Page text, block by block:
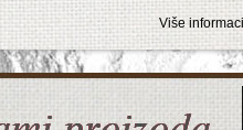
Više